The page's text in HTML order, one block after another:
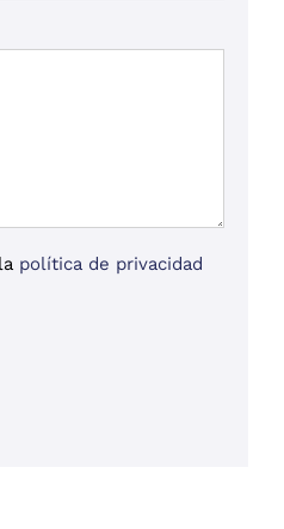
política de privacidad